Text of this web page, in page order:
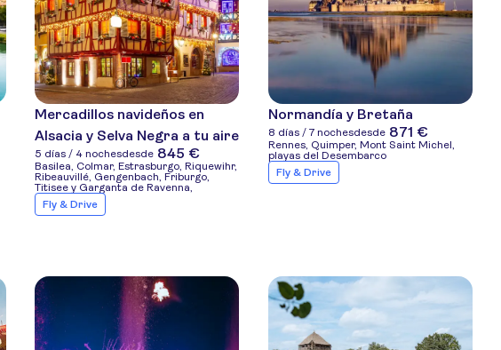
Mercadillos navideños en
Alsacia y Selva Negra a tu aire
5 días / 4 nochesdesde 845 €
Basilea, Colmar, Estrasburgo, Riquewihr,
Ribeauvillé, Gengenbach, Friburgo,
Titisee y Garganta de Ravenna,
Fly & Drive
Normandía y Bretaña
8 días / 7 nochesdesde 871 €
Rennes, Quimper, Mont Saint Michel,
playas del Desembarco
Fly & Drive